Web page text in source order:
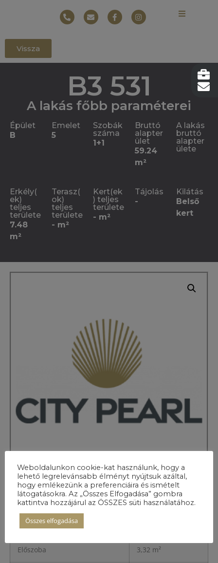
Vissza
B3 531
A lakás főbb paraméterei
Épület
B
Emelet
5
Szobák
száma
1+1
Bruttó
alapter
ület
59.24
m²
A lakás
bruttó
alapter
ülete
Erkély(
ek)
teljes
területe
7.48
m²
Terasz(
ok)
teljes
területe
- m²
Kert(ek
) teljes
területe
- m²
Tájolás
-
Kilátás
Belső
kert
A lakás
részletei
Előszoba 3,32 m²
Weboldalunkon cookie-kat használunk, hogy a
lehető legrelevánsabb élményt nyújtsuk azáltal,
hogy emlékezünk a preferenciáira és ismételt
látogatásokra. Az „Összes Elfogadása” gombra
kattintva hozzájárul az ÖSSZES süti használatához.
Összes elfogadása